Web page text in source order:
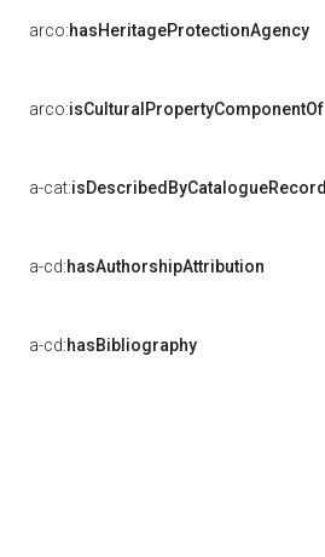
arco:hasHeritageProtectionAgency
arco:isCulturalPropertyComponentOf
a-cat:isDescribedByCatalogueRecord
a-cd:hasAuthorshipAttribution
a-cd:hasBibliography